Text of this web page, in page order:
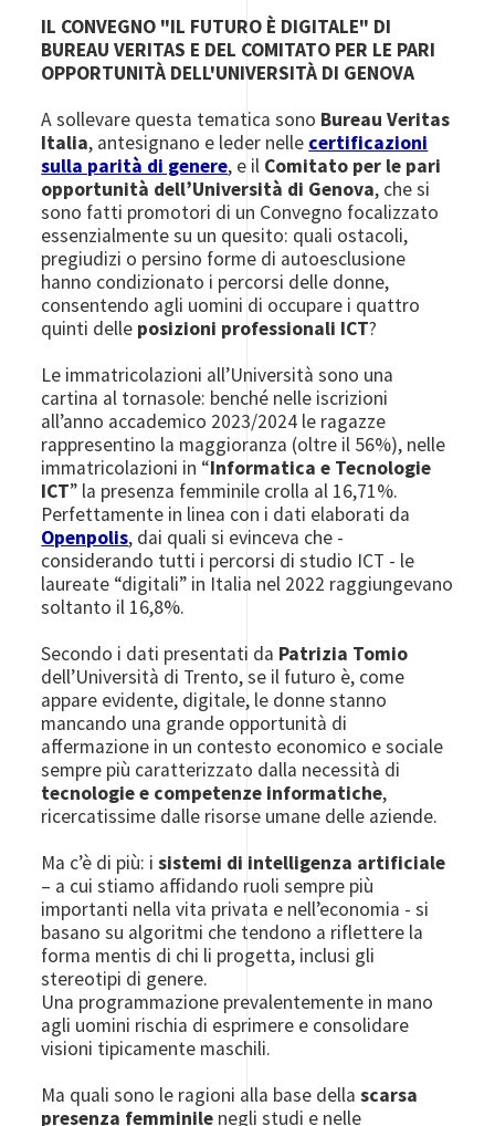
IL CONVEGNO "IL FUTURO È DIGITALE" DI
BUREAU VERITAS E DEL COMITATO PER LE PARI
OPPORTUNITÀ DELL'UNIVERSITÀ DI GENOVA
A sollevare questa tematica sono Bureau Veritas
Italia, antesignano e leder nelle certificazioni
sulla parità di genere, e il Comitato per le pari
opportunità dell’Università di Genova, che si
sono fatti promotori di un Convegno focalizzato
essenzialmente su un quesito: quali ostacoli,
pregiudizi o persino forme di autoesclusione
hanno condizionato i percorsi delle donne,
consentendo agli uomini di occupare i quattro
quinti delle posizioni professionali ICT?
Le immatricolazioni all’Università sono una
cartina al tornasole: benché nelle iscrizioni
all’anno accademico 2023/2024 le ragazze
rappresentino la maggioranza (oltre il 56%), nelle
immatricolazioni in “Informatica e Tecnologie
ICT” la presenza femminile crolla al 16,71%.
Perfettamente in linea con i dati elaborati da
Openpolis, dai quali si evinceva che -
considerando tutti i percorsi di studio ICT - le
laureate “digitali” in Italia nel 2022 raggiungevano
soltanto il 16,8%.
Secondo i dati presentati da Patrizia Tomio
dell’Università di Trento, se il futuro è, come
appare evidente, digitale, le donne stanno
mancando una grande opportunità di
affermazione in un contesto economico e sociale
sempre più caratterizzato dalla necessità di
tecnologie e competenze informatiche,
ricercatissime dalle risorse umane delle aziende.
Ma c’è di più: isistemi di intelligenza artificiale
– a cui stiamo affidando ruoli sempre più
importanti nella vita privata e nell’economia - si
basano su algoritmi che tendono a riflettere la
forma mentis di chi li progetta, inclusi gli
stereotipi di genere.
Una programmazione prevalentemente in mano
agli uomini rischia di esprimere e consolidare
visioni tipicamente maschili.
Ma quali sono le ragioni alla base dellascarsa
presenza femminile negli studi e nelle